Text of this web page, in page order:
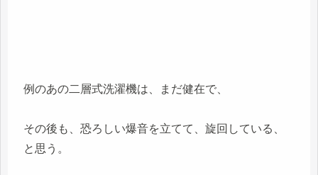
例のあの二層式洗濯機は、まだ健在で、
その後も、恐ろしい爆音を立てて、旋回している、
と思う。